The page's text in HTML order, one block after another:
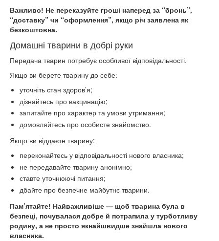
Важливо! Не переказуйте гроші наперед за “бронь”,
“доставку” чи “оформлення”, якщо річ заявлена як
безкоштовна.
Домашні тварини в добрі руки
Передача тварин потребує особливої відповідальності.
Якщо ви берете тварину до себе:
уточніть стан здоров’я;
дізнайтесь про вакцинацію;
запитайте про характер та умови утримання;
домовляйтесь про особисте знайомство.
Якщо ви віддаєте тварину:
переконайтесь у відповідальності нового власника;
не передавайте тварину анонімно;
ставте уточнюючі питання;
дбайте про безпечне майбутнє тварини.
Пам’ятайте! Найважливіше — щоб тварина була в
безпеці, почувалася добре й потрапила у турботливу
родину, а не просто якнайшвидше знайшла нового
власника.